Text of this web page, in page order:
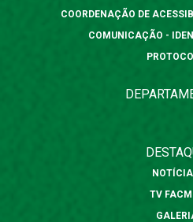
COORDENAÇÃO DE
COMUNICAÇÃO -
TV